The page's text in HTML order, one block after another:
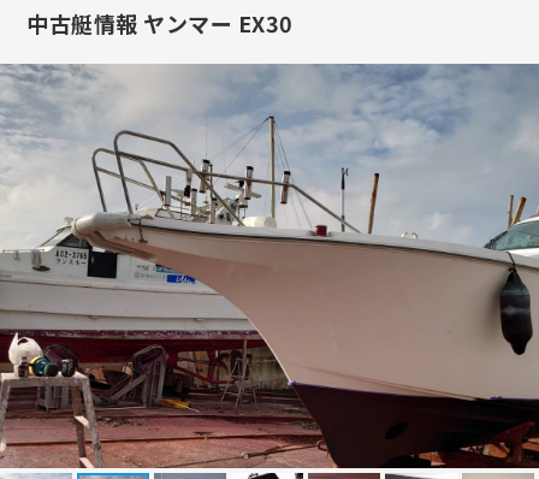
中古艇情報 ヤンマー EX30